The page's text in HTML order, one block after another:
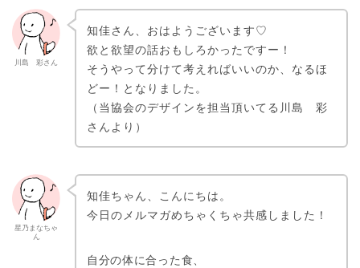
川島 彩さん
知佳さん、おはようございます♡
欲と欲望の話おもしろかったですー！
そうやって分けて考えればいいのか、なるほ
どー！となりました。
（当協会のデザインを担当頂いてる川島 彩
さんより）
星乃まなちゃ
ん
知佳ちゃん、こんにちは。
今日のメルマガめちゃくちゃ共感しました！
自分の体に合った食、